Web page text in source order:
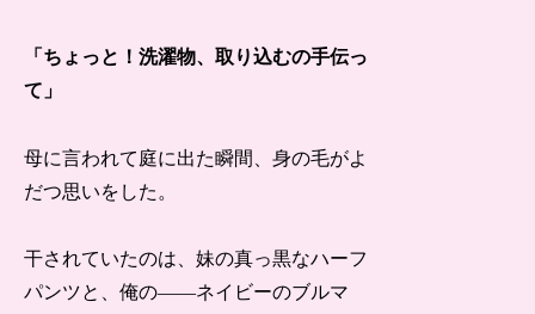
「ちょっと！洗濯物、取り込むの手伝っ
て」
母に言われて庭に出た瞬間、身の毛がよ
だつ思いをした。
干されていたのは、妹の真っ黒なハーフ
パンツと、俺の――ネイビーのブルマ